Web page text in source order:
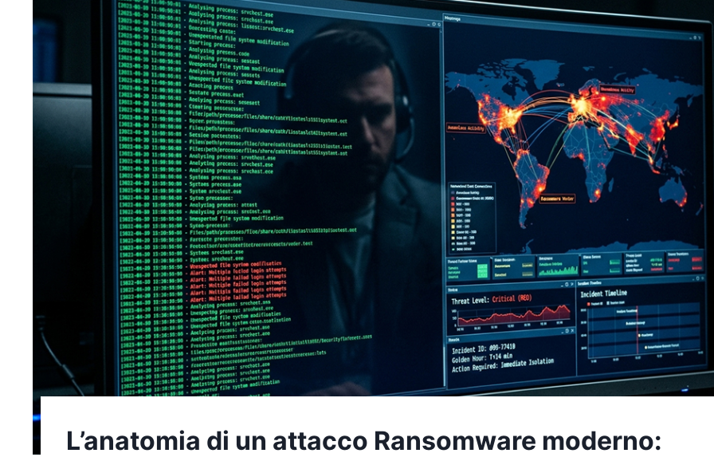
L’anatomia di un attacco Ransomware moderno: